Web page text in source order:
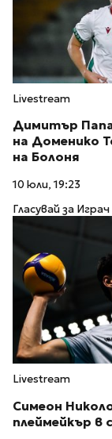
Livestream
Димитър
на Доменико
на Болоня
10 юли, 19:23
Гласувай за
Livestream
Симеон
плеймейкър в